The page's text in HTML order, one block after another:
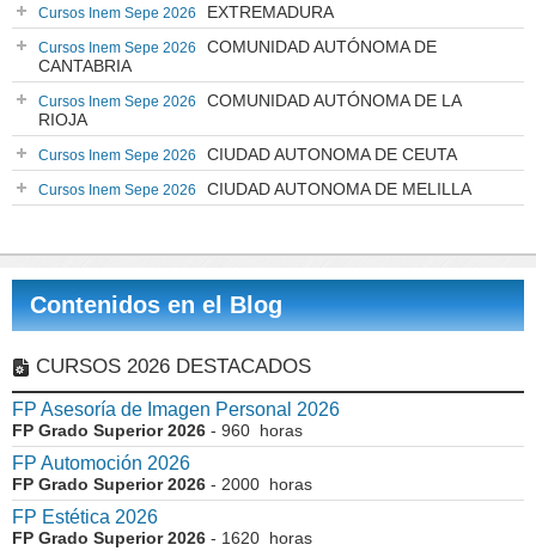
Cursos Inem Sepe 2026 EXTREMADURA
Cursos Inem Sepe 2026
COMUNIDAD AUTÓNOMA DE
CANTABRIA
Cursos Inem Sepe 2026
COMUNIDAD AUTÓNOMA DE LA
RIOJA
Cursos Inem Sepe 2026 CIUDAD AUTONOMA DE CEUTA
Cursos Inem Sepe 2026 CIUDAD AUTONOMA DE MELILLA
Contenidos en el Blog
CURSOS 2026 DESTACADOS
FP Asesoría de Imagen Personal 2026
FP Grado Superior 2026 - 960 horas
FP Automoción 2026
FP Grado Superior 2026 - 2000 horas
FP Estética 2026
FP Grado Superior 2026 - 1620 horas